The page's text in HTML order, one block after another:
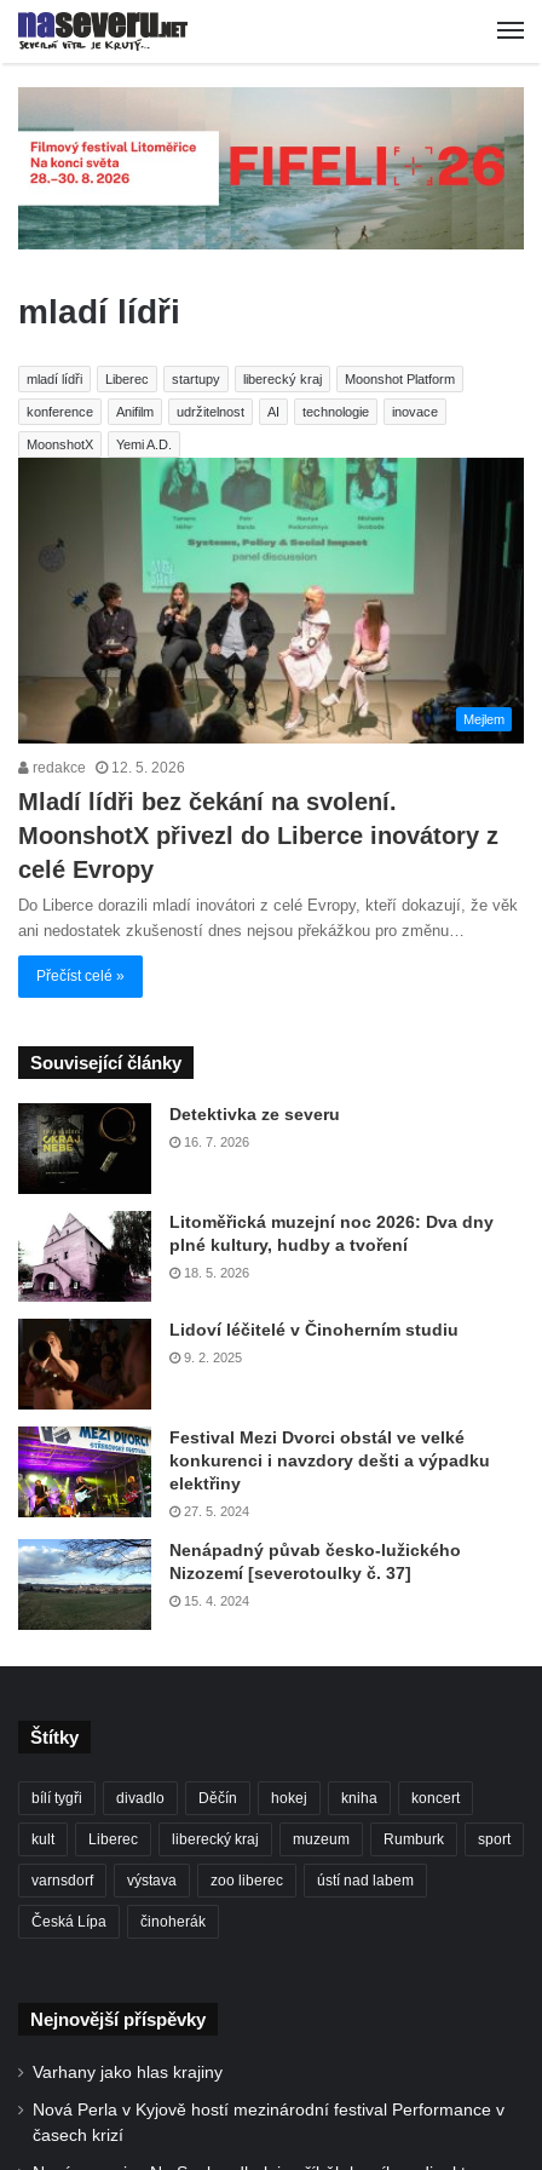
mladí lídři
mladí lídři Liberec startupy liberecký kraj Moonshot Platform
konference Anifilm udržitelnost AI technologie inovace
MoonshotX Yemi A.D.
Mejlem
redakce 12. 5. 2026
Mladí lídři bez čekání na svolení.
MoonshotX přivezl do Liberce inovátory z
celé Evropy
Do Liberce dorazili mladí inovátori z celé Evropy, kteří dokazují, že věk
ani nedostatek zkušeností dnes nejsou překážkou pro změnu…
Přečíst celé »
Související články
Detektivka ze severu
16. 7. 2026
Litoměřická muzejní noc 2026: Dva dny
plné kultury, hudby a tvoření
18. 5. 2026
Lidoví léčitelé v Činoherním studiu
9. 2. 2025
Festival Mezi Dvorci obstál ve velké
konkurenci i navzdory dešti a výpadku
elektřiny
27. 5. 2024
Nenápadný půvab česko-lužického
Nizozemí [severotoulky č. 37]
15. 4. 2024
Štítky
bílí tygři divadlo Děčín hokej kniha koncert
kult Liberec liberecký kraj muzeum Rumburk sport
varnsdorf výstava zoo liberec ústí nad labem
Česká Lípa činoherák
Nejnovější příspěvky
Varhany jako hlas krajiny
Nová Perla v Kyjově hostí mezinárodní festival Performance v
časech krizí